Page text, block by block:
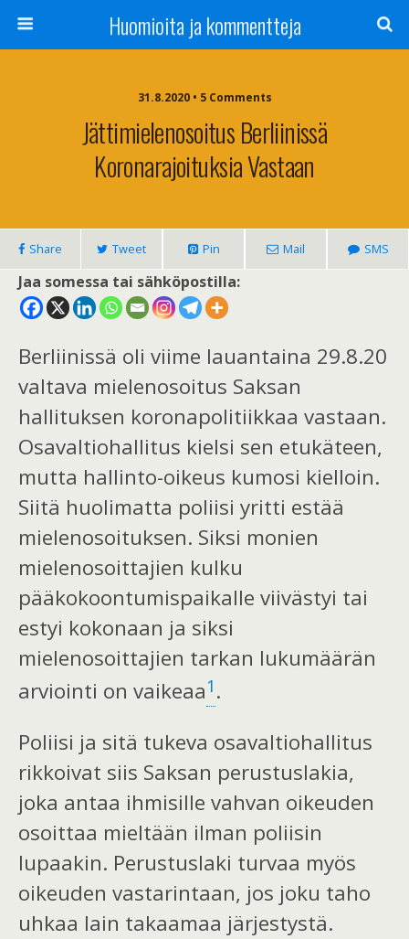
Huomioita ja kommentteja
31.8.2020 • 5 Comments
Jättimielenosoitus Berliinissä
Koronarajoituksia Vastaan
Share Tweet Pin Mail SMS
Jaa somessa tai sähköpostilla:
Berliinissä oli viime lauantaina 29.8.20
valtava mielenosoitus Saksan
hallituksen koronapolitiikkaa vastaan.
Osavaltiohallitus kielsi sen etukäteen,
mutta hallinto-oikeus kumosi kielloin.
Siitä huolimatta poliisi yritti estää
mielenosoituksen. Siksi monien
mielenosoittajien kulku
pääkokoontumispaikalle viivästyi tai
estyi kokonaan ja siksi
mielenosoittajien tarkan lukumäärän
arviointi on vaikeaa1 .
Poliisi ja sitä tukeva osavaltiohallitus
rikkoivat siis Saksan perustuslakia,
joka antaa ihmisille vahvan oikeuden
osoittaa mieltään ilman poliisin
lupaakin. Perustuslaki turvaa myös
oikeuden vastarintaan, jos joku taho
uhkaa lain takaamaa järjestystä.